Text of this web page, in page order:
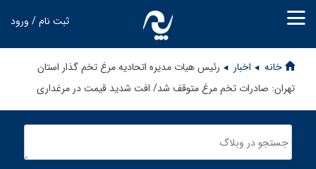
ثبت نام / ورود
خانه اخبار
رئیس هیات مدیره اتحادیه مرغ تخم گذار استان
تهران: صادرات تخم مرغ متوقف شد/ افت شدید قیمت در مرغداری